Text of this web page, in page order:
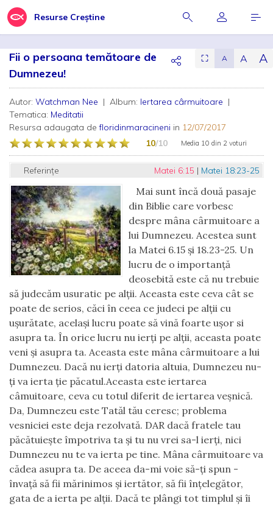
Resurse Creștine
Fii o persoana temătoare de
Dumnezeu!
⛶ A A A
Autor: Watchman Nee | Album: Iertarea cârmuitoare |
Tematica: Meditatii
Resursa adaugata defloridinmaracineni in 12/07/2017
10/10 Media 10 din 2 voturi
Referințe Matei 6:15 | Matei 18:23-25
Mai sunt încă două pasaje
din Biblie care vorbesc
despre mâna cârmuitoare a
lui Dumnezeu. Acestea sunt
la Matei 6.15 şi 18.23-25. Un
lucru de o importanţă
deosebită este că nu trebuie
să judecăm usuratic pe alţii. Aceasta este ceva cât se
poate de serios, căci în ceea ce judeci pe alţii cu
uşurătate, acelaşi lucru poate să vină foarte uşor si
asupra ta. În orice lucru nu ierţi pe alţii, aceasta poate
veni şi asupra ta. Aceasta este mâna cârmuitoare a lui
Dumnezeu. Dacă nu ierţi datoria altuia, Dumnezeu nu-
ţi va ierta ţie păcatul.Aceasta este iertarea
câmuitoare, ceva cu totul diferit de iertarea veşnică.
Da, Dumnezeu este Tatăl tău ceresc; problema
vesniciei este deja rezolvată. DAR dacă fratele tau
păcătuieşte împotriva ta şi tu nu vrei sa-l ierţi, nici
Dumnezeu nu te va ierta pe tine. Mâna cârmuitoare va
cădea asupra ta. De aceea da-mi voie să-ţi spun -
învaţă să fii mărinimos şi iertător, să fii înţelegător,
gata de a ierta pe alţii. Dacă te plângi tot timplul şi îi